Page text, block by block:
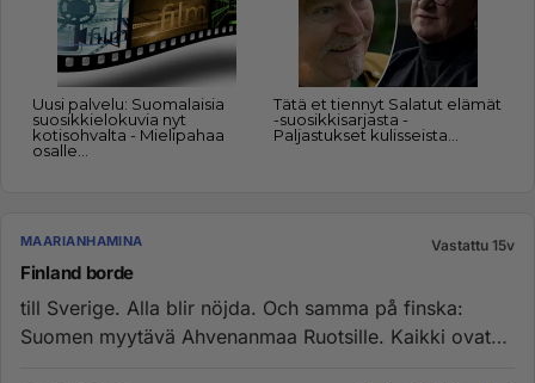
MAARIANHAMINA Vastattu 15v
Finland borde
till Sverige. Alla blir nöjda. Och samma på finska:
Suomen myytävä Ahvenanmaa Ruotsille. Kaikki ovat